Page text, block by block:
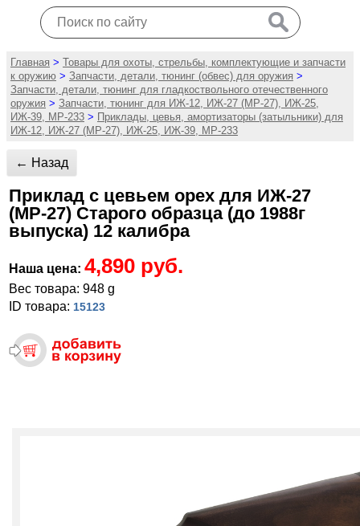
Главная > Товары для охоты, стрельбы, комплектующие и запчасти
к оружию > Запчасти, детали, тюнинг (обвес) для оружия >
Запчасти, детали, тюнинг для гладкоствольного отечественного
оружия > Запчасти, тюнинг для ИЖ-12, ИЖ-27 (МР-27), ИЖ-25,
ИЖ-39, МР-233 > Приклады, цевья, амортизаторы (затыльники) для
ИЖ-12, ИЖ-27 (МР-27), ИЖ-25, ИЖ-39, МР-233
← Назад
Приклад с цевьем орех для ИЖ-27
(МР-27) Старого образца (до 1988г
выпуска) 12 калибра
Наша цена: 4,890 руб.
Вес товара: 948 g
ID товара: 15123